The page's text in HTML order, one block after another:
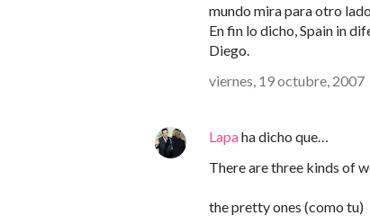
mundo mira para otro
En fin lo dicho, Spain in
Diego.
viernes, 19 octubre, 2007
Lapaha dicho que…
There are three kinds of
the pretty ones (como tu)